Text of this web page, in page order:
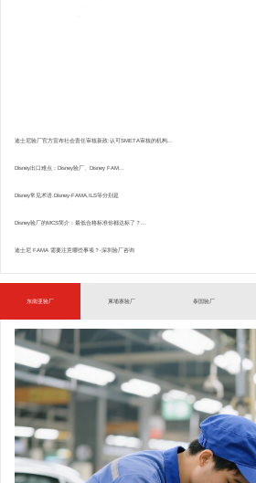
迪士尼验厂官方宣布社会责任审核新政:认可SMETA审核的机构...
Disney出口难点：Disney验厂、Disney FAM...
Disney常见术语.Disney-FAMA,ILS等分别是
Disney验厂的MCS简介：最低合格标准你都达标了？...
迪士尼 FAMA 需要注意哪些事项？-深圳验厂咨询
东南亚验厂 柬埔寨验厂 泰国验厂